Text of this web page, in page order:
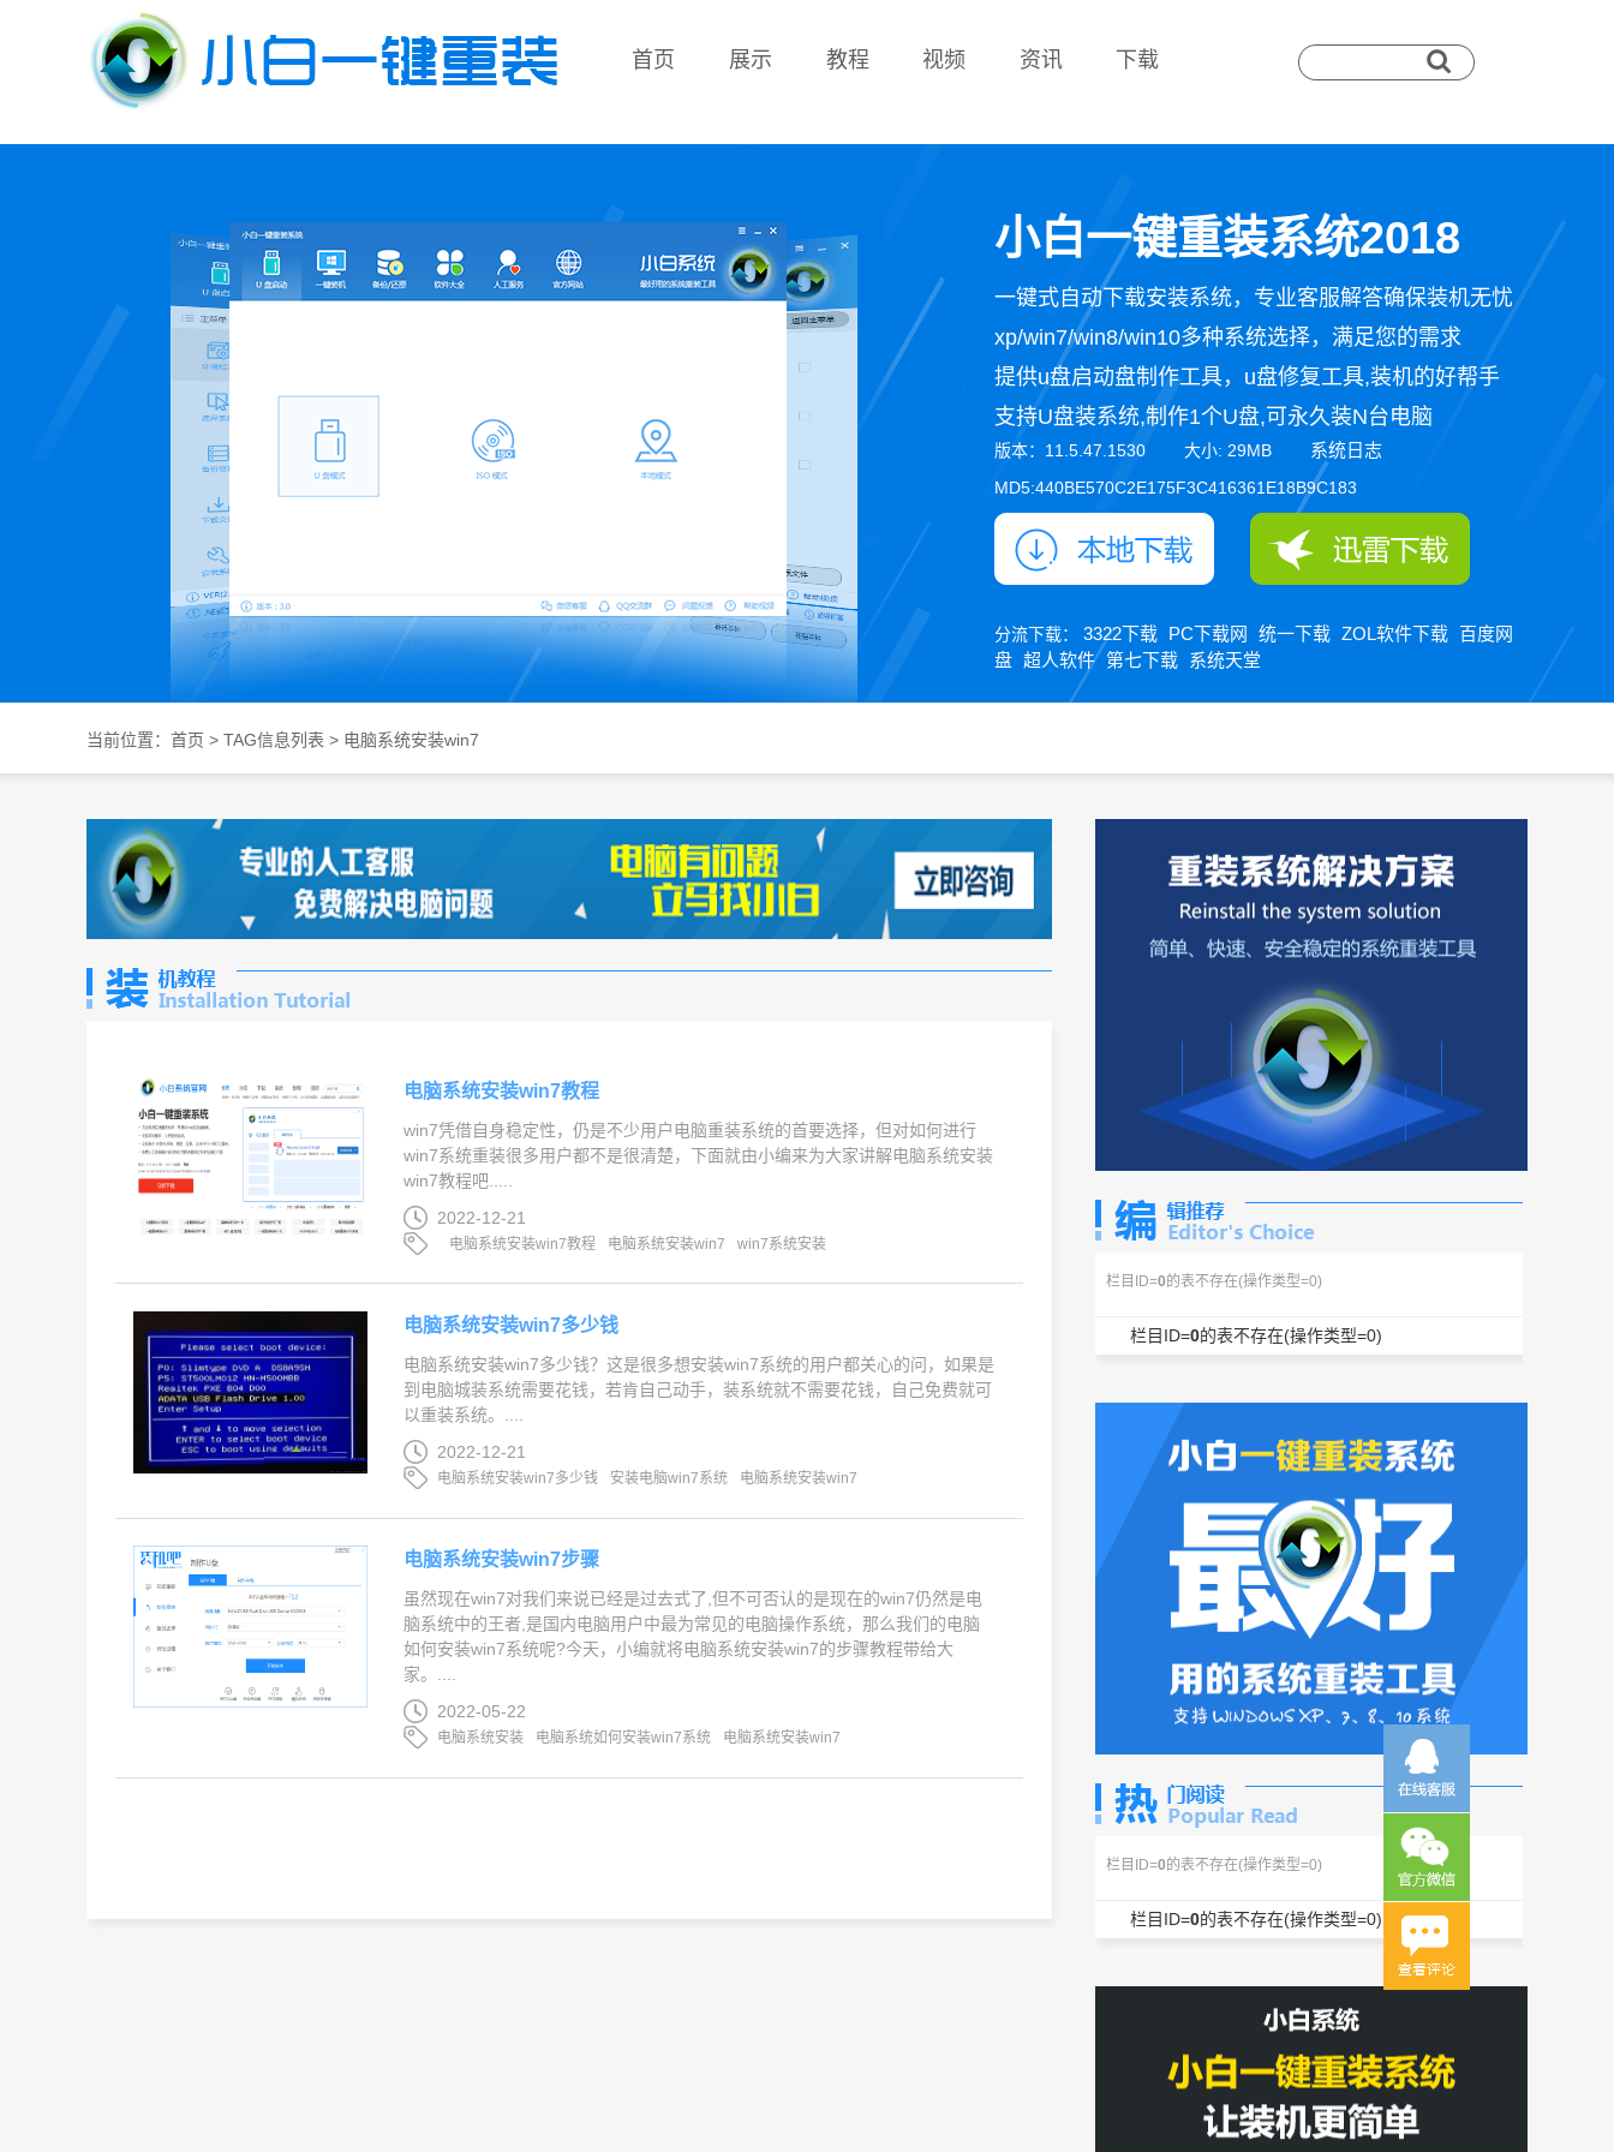
首页 展示 教程 视频 资讯 下载
小白一键重装系统2018
一键式自动下载安装系统，专业客服解答确保装机无忧
xp/win7/win8/win10多种系统选择，满足您的需求
提供u盘启动盘制作工具，u盘修复工具,装机的好帮手
支持U盘装系统,制作1个U盘,可永久装N台电脑
版本：11.5.47.1530 大小: 29MB 系统日志
MD5:440BE570C2E175F3C416361E18B9C183
分流下载： 3322下载 PC下载网 统一下载 ZOL软件下载 百度网
盘 超人软件 第七下载 系统天堂
当前位置： 首页 > TAG信息列表 > 电脑系统安装win7
电脑系统安装win7教程
win7凭借自身稳定性，仍是不少用户电脑重装系统的首要选择，但对如何进行
win7系统重装很多用户都不是很清楚，下面就由小编来为大家讲解电脑系统安装
win7教程吧.....
2022-12-21
电脑系统安装win7教程 电脑系统安装win7 win7系统安装
电脑系统安装win7多少钱
电脑系统安装win7多少钱？这是很多想安装win7系统的用户都关心的问，如果是
到电脑城装系统需要花钱，若肯自己动手，装系统就不需要花钱，自己免费就可
以重装系统。....
2022-12-21
电脑系统安装win7多少钱 安装电脑win7系统 电脑系统安装win7
电脑系统安装win7步骤
虽然现在win7对我们来说已经是过去式了,但不可否认的是现在的win7仍然是电
脑系统中的王者,是国内电脑用户中最为常见的电脑操作系统，那么我们的电脑
如何安装win7系统呢?今天，小编就将电脑系统安装win7的步骤教程带给大
家。....
2022-05-22
电脑系统安装 电脑系统如何安装win7系统 电脑系统安装win7
栏目ID=0 的表不存在(操作类型=0)
栏目ID=0的表不存在(操作类型=0)
栏目ID=0 的表不存在(操作类型=0)
栏目ID=0的表不存在(操作类型=0)